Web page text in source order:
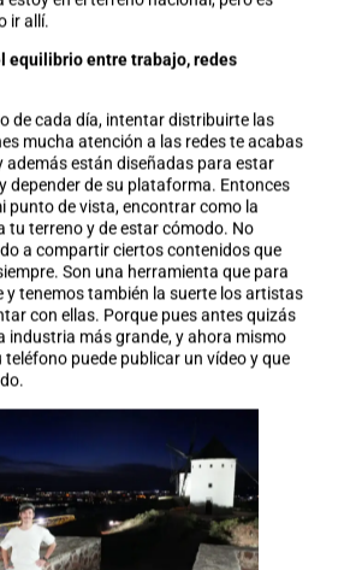
ir allí.
equilibrio entre trabajo, redes
de cada día, intentar distribuirte las
mucha atención a las redes te acabas
además están diseñadas para estar
depender de su plataforma. Entonces
punto de vista, encontrar como la
tu terreno y de estar cómodo. No
a compartir ciertos contenidos que
Son una herramienta que para
y tenemos también la suerte los artistas
con ellas. Porque pues antes quizás
industria más grande, y ahora mismo
teléfono puede publicar un vídeo y que